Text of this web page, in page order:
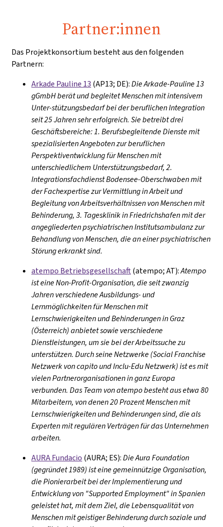
Partner:innen
Das Projektkonsortium besteht aus den folgenden
Partnern:
Arkade Pauline 13 (AP13; DE):Die Arkade-Pauline 13
gGmbH berät und begleitet Menschen mit intensivem
Unter-stützungsbedarf bei der beruflichen Integration
seit 25 Jahren sehr erfolgreich. Sie betreibt drei
Geschäftsbereiche: 1. Berufsbegleitende Dienste mit
spezialisierten Angeboten zur beruflichen
Perspektiventwicklung für Menschen mit
unterschiedlichem Unterstützungsbedarf, 2.
Integrationsfachdienst Bodensee-Oberschwaben mit
der Fachexpertise zur Vermittlung in Arbeit und
Begleitung von Arbeitsverhältnissen von Menschen mit
Behinderung, 3. Tagesklinik in Friedrichshafen mit der
angegliederten psychiatrischen Institutsambulanz zur
Behandlung von Menschen, die an einer psychiatrischen
Störung erkrankt sind.
atempo Betriebsgesellschaft(atempo; AT):Atempo
ist eine Non-Profit-Organisation, die seit zwanzig
Jahren verschiedene Ausbildungs- und
Lernmöglichkeiten für Menschen mit
Lernschwierigkeiten und Behinderungen in Graz
(Österreich) anbietet sowie verschiedene
Dienstleistungen, um sie bei der Arbeitssuche zu
unterstützen. Durch seine Netzwerke (Social Franchise
Netzwerk von capito und Inclu-Edu Netzwerk) ist es mit
vielen Partnerorganisationen in ganz Europa
verbunden. Das Team von atempo besteht aus etwa 80
Mitarbeitern, von denen 20 Prozent Menschen mit
Lernschwierigkeiten und Behinderungen sind, die als
Experten mit regulären Verträgen für das Unternehmen
arbeiten.
AURA Fundacio (AURA; ES):Die Aura Foundation
(gegründet 1989) ist eine gemeinnützige Organisation,
die Pionierarbeit bei der Implementierung und
Entwicklung von "Supported Employment" in Spanien
geleistet hat, mit dem Ziel, die Lebensqualität von
Menschen mit geistiger Behinderung durch soziale und